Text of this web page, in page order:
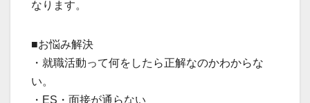
なります。
■お悩み解決
・就職活動って何をしたら正解なのかわからな
い。
・ES・面接が通らない